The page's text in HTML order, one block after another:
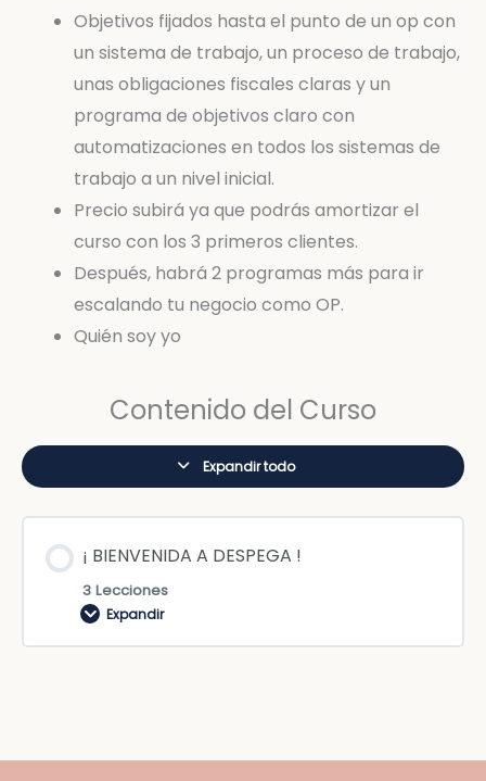
Objetivos fijados hasta el punto de un op con
un sistema de trabajo, un proceso de trabajo,
unas obligaciones fiscales claras y un
programa de objetivos claro con
automatizaciones en todos los sistemas de
trabajo a un nivel inicial.
Precio subirá ya que podrás amortizar el
curso con los 3 primeros clientes.
Después, habrá 2 programas más para ir
escalando tu negocio como OP.
Quién soy yo
Contenido del Curso
Expandir todo
¡ BIENVENIDA A DESPEGA !
3 Lecciones
Expandir